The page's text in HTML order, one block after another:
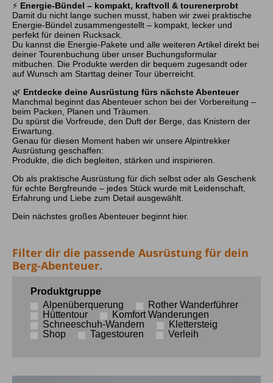
⚡ Energie-Bündel – kompakt, kraftvoll & tourenerprobt
Damit du nicht lange suchen musst, haben wir zwei praktische
Energie-Bündel zusammengestellt – kompakt, lecker und
perfekt für deinen Rucksack.
Du kannst die Energie-Pakete und alle weiteren Artikel direkt bei
deiner Tourenbuchung über unser Buchungsformular
mitbuchen. Die Produkte werden dir bequem zugesandt oder
auf Wunsch am Starttag deiner Tour überreicht.
🌿 Entdecke deine Ausrüstung fürs nächste Abenteuer
Manchmal beginnt das Abenteuer schon bei der Vorbereitung –
beim Packen, Planen und Träumen.
Du spürst die Vorfreude, den Duft der Berge, das Knistern der
Erwartung.
Genau für diesen Moment haben wir unsere Alpintrekker
Ausrüstung geschaffen:
Produkte, die dich begleiten, stärken und inspirieren.
Ob als praktische Ausrüstung für dich selbst oder als Geschenk
für echte Bergfreunde – jedes Stück wurde mit Leidenschaft,
Erfahrung und Liebe zum Detail ausgewählt.
Dein nächstes großes Abenteuer beginnt hier.
Filter dir die passende Ausrüstung für dein
Berg-Abenteuer.
Produktgruppe
Alpenüberquerung
Rother Wanderführer
Hüttentour
Komfort Wanderungen
Schneeschuh-Wandern
Klettersteig
Shop
Tagestouren Verleih